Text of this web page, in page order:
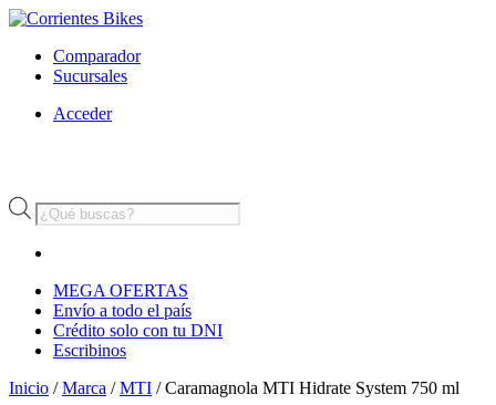
Comparador
Sucursales
Acceder
Búsqueda
de
MEGA OFERTAS
Envío a todo el país
Crédito solo con tu DNI
Escribinos
Inicio /Marca /MTI / Caramagnola MTI Hidrate System 750 ml